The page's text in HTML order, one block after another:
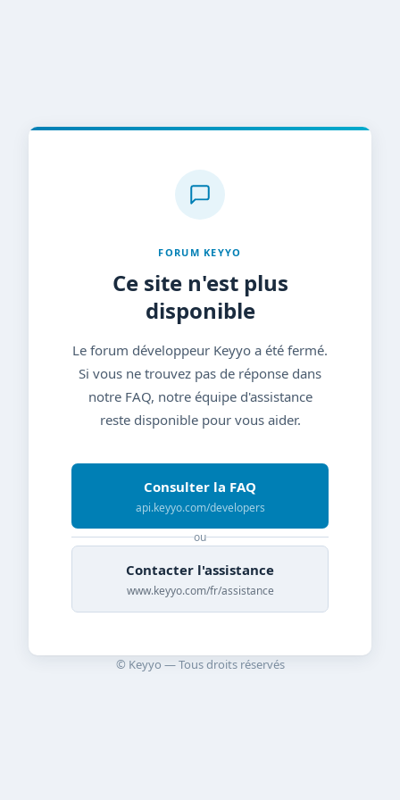
FORUM KEYYO
Ce site n'est plus
disponible
Le forum développeur Keyyo a été fermé.
Si vous ne trouvez pas de réponse dans
notre FAQ, notre équipe d'assistance
reste disponible pour vous aider.
Consulter la FAQ
api.keyyo.com/developers
ou
Contacter l'assistance
www.keyyo.com/fr/assistance
© Keyyo — Tous droits réservés